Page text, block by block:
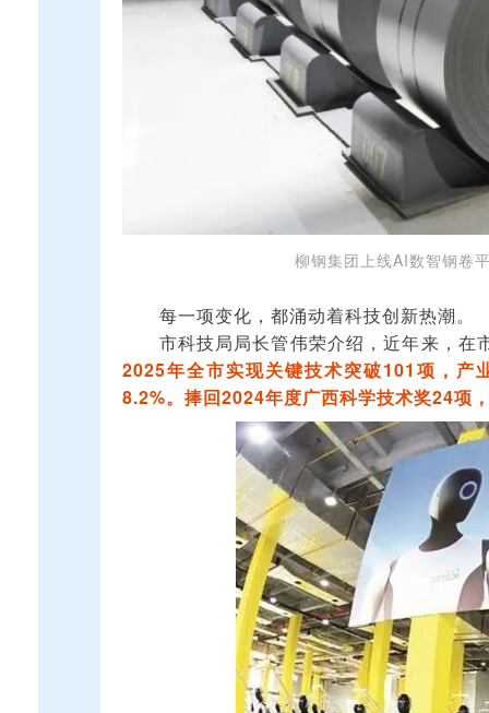
柳钢集团上线AI数智钢卷
每一项变化，都涌动着科技创新热潮。
市科技局局长管伟荣介绍，近年来，
2025年全市实现关键技术突破101项，产
8.2%。捧回2024年度广西科学技术奖24项